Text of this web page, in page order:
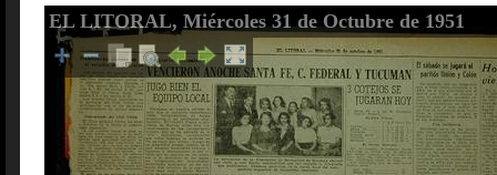
EL LITORAL, Miércoles 31 de Octubre de 1951